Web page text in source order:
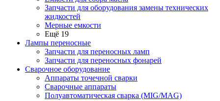
Запчасти для оборудования замены технических
жидкостей
Мерные емкости
Ещё 19
Лампы переносные
Запчасти для переносных ламп
Запчасти для переносных фонарей
Сварочное оборудование
Аппараты точечной сварки
Сварочные аппараты
Полуавтоматическая сварка (MIG/MAG)